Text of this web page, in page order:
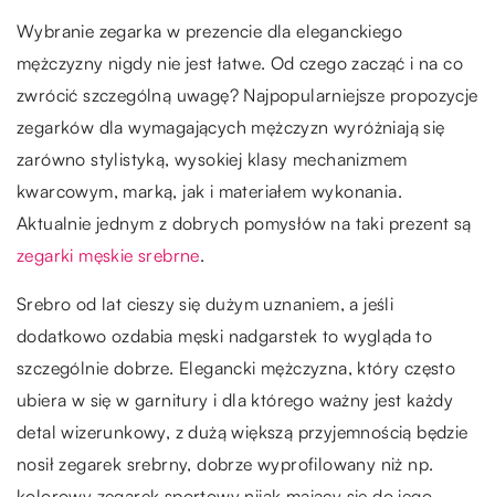
Wybranie zegarka w prezencie dla eleganckiego
mężczyzny nigdy nie jest łatwe. Od czego zacząć i na co
zwrócić szczególną uwagę? Najpopularniejsze propozycje
zegarków dla wymagających mężczyzn wyróżniają się
zarówno stylistyką, wysokiej klasy mechanizmem
kwarcowym, marką, jak i materiałem wykonania.
Aktualnie jednym z dobrych pomysłów na taki prezent są
zegarki męskie srebrne.
Srebro od lat cieszy się dużym uznaniem, a jeśli
dodatkowo ozdabia męski nadgarstek to wygląda to
szczególnie dobrze. Elegancki mężczyzna, który często
ubiera w się w garnitury i dla którego ważny jest każdy
detal wizerunkowy, z dużą większą przyjemnością będzie
nosił zegarek srebrny, dobrze wyprofilowany niż np.